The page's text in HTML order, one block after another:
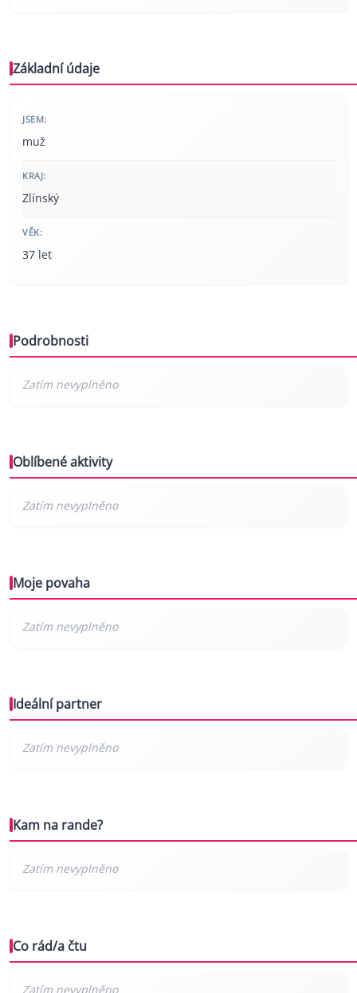
Základní údaje
JSEM:
muž
KRAJ:
Zlínský
VĚK:
37 let
Podrobnosti
Oblíbené aktivity
Moje povaha
Ideální partner
Kam na rande?
Co rád/a čtu